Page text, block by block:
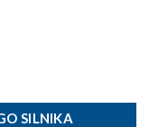
SILNIKA